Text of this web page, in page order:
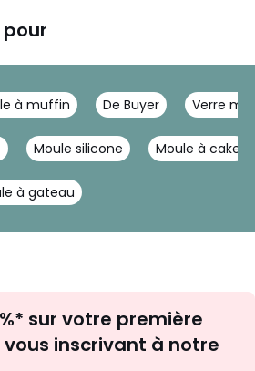
à muffin De Buyer Verre
Moule silicone Moule à cake
à gateau
newsletter
sur votre première
inscrivant à notre